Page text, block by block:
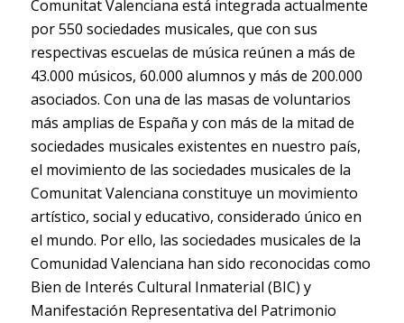
Comunitat Valenciana está integrada actualmente
por 550 sociedades musicales, que con sus
respectivas escuelas de música reúnen a más de
43.000 músicos, 60.000 alumnos y más de 200.000
asociados. Con una de las masas de voluntarios
más amplias de España y con más de la mitad de
sociedades musicales existentes en nuestro país,
el movimiento de las sociedades musicales de la
Comunitat Valenciana constituye un movimiento
artístico, social y educativo, considerado único en
el mundo. Por ello, las sociedades musicales de la
Comunidad Valenciana han sido reconocidas como
Bien de Interés Cultural Inmaterial (BIC) y
Manifestación Representativa del Patrimonio